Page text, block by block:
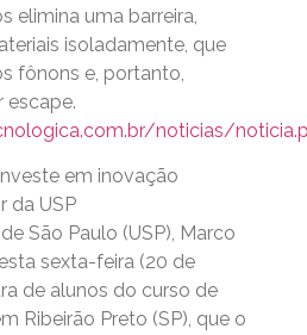
elimina uma barreira,
isoladamente, que
fônons e, portanto,
escape.
noticias/
em inovação
da USP
São Paulo (USP), Marco
sexta-feira (20 de
de alunos do curso de
Ribeirão Preto (SP), que o